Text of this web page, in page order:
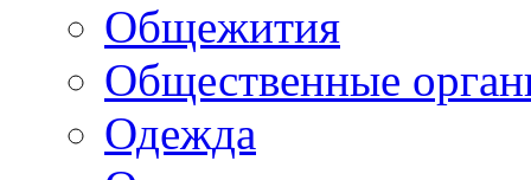
Общежития
Общественные
Одежда